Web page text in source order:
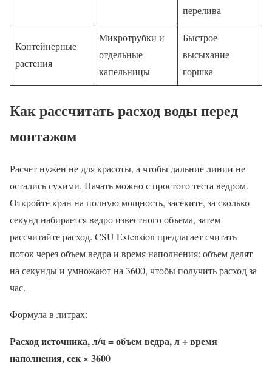
перелива
Контейнерные
растения
Микротрубки и
отдельные
капельницы
Быстрое
высыхание
горшка
Как рассчитать расход воды перед
монтажом
Расчет нужен не для красоты, а чтобы дальние линии не
остались сухими. Начать можно с простого теста ведром.
Откройте кран на полную мощность, засеките, за сколько
секунд набирается ведро известного объема, затем
рассчитайте расход. CSU Extension предлагает считать
поток через объем ведра и время наполнения: объем делят
на секунды и умножают на 3600, чтобы получить расход за
час.
Формула в литрах:
Расход источника, л/ч = объем ведра, л ÷ время
наполнения, сек × 3600